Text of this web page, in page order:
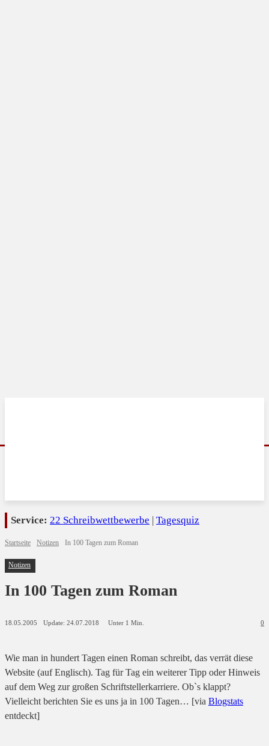
Service: 22 Schreibwettbewerbe | Tagesquiz
Startseite Notizen In 100 Tagen zum Roman
Notizen
In 100 Tagen zum Roman
18.05.2005 Update: 24.07.2018 Unter 1 Min. 0
Wie man in hundert Tagen einen Roman schreibt, das verrät diese
Website (auf Englisch). Tag für Tag ein weiterer Tipp oder Hinweis
auf dem Weg zur großen Schriftstellerkarriere. Ob`s klappt?
Vielleicht berichten Sie es uns ja in 100 Tagen… [via Blogstats
entdeckt]